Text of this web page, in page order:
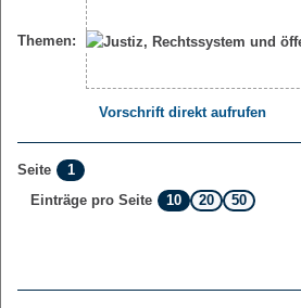
Themen:
Vorschrift direkt aufrufen
Seite
1
Einträge pro Seite
10 20 50